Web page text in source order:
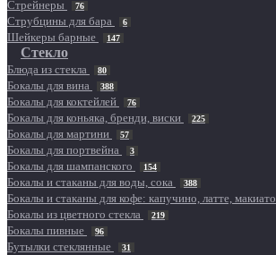
Стрейнеры 76
Струбцины для бара 6
Шейкеры барные 147
Стекло
Блюда из стекла 80
Бокалы для вина 388
Бокалы для коктейлей 76
Бокалы для коньяка, бренди, виски 225
Бокалы для мартини 57
Бокалы для портвейна 3
Бокалы для шампанского 154
Бокалы и стаканы для воды, сока 388
Бокалы и стаканы для кофе: капучино, латте, макиато
Бокалы из цветного стекла 219
Бокалы пивные 96
Бутылки стеклянные 31